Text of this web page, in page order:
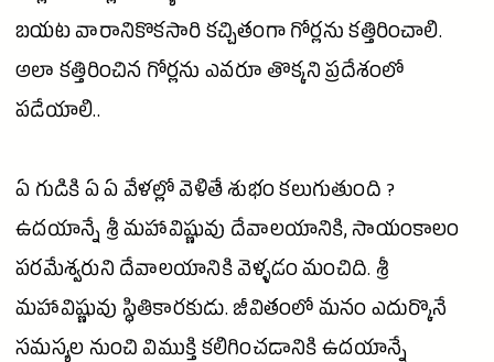
బయట వారానికొకసారి కచ్చితంగా గోర్లను కత్తిరించాలి.
అలా కత్తిరించిన గోర్లను ఎవరూ తొక్కని ప్రదేశంలో
పడేయాలి..
ఏ గుడికి ఏ ఏ వేళల్లో వెళితే శుభం కలుగుతుంది ?
ఉదయాన్నే శ్రీ మహావిష్ణువు దేవాలయానికి, సాయంకాలం
పరమేశ్వరుని దేవాలయానికి వెళ్ళడం మంచిది. శ్రీ
మహావిష్ణువు స్థితికారకుడు. జీవితంలో మనం ఎదుర్కొనే
సమస్యల నుంచి విముక్తి కలిగించడానికి ఉదయాన్నే